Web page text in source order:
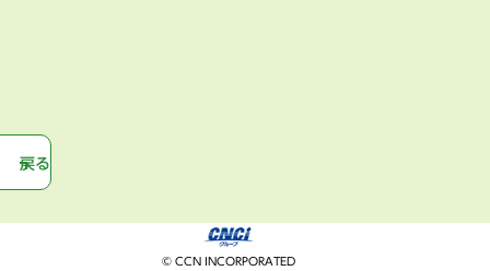
戻る
© CCN INCORPORATED